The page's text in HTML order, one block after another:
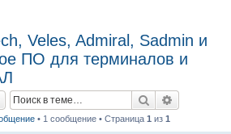
Veles, Admiral, Sadmin и
ПО для терминалов и
Поиск
• 1 сообщение • Страница 1 из 1